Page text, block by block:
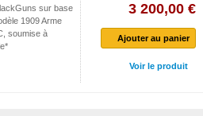
sur base
1909 Arme
soumise à
3 200,00 €
Ajouter au panier
Voir le produit